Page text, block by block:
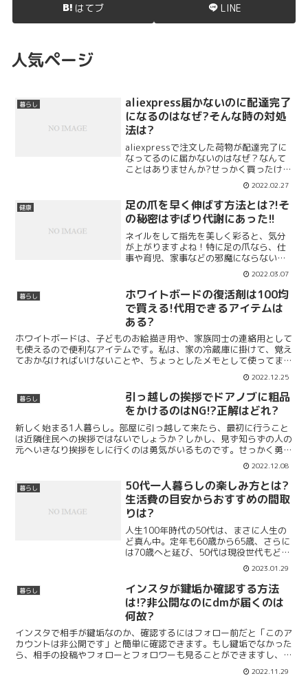
はてブ LINE
人気ページ
暮らし
aliexpress届かないのに配達完了
になるのはなぜ?そんな時の対処
法は?
aliexpressで注文した荷物が配達完了に
なってるのに届かないのはなぜ？なんて
ことはありませんか?せっかく買ったけ
ど、届いていないのに配達完了になって
いて、1か月経っても2か月経っても届か
ない…だんだん不安になってきますよ
ね。荷物が届か...
2022.02.27
健康
足の爪を早く伸ばす方法とは?!そ
の秘密はずばり代謝にあった!!
ネイルをして指先を美しく彩ると、気分
が上がりますよね！特に足の爪なら、仕
事や育児、家事などの邪魔にならないた
め、気軽にできます。私も、仕事の関係
で手にネイルをするのは難しいのです
が、足なら靴で隠れるので問題なしです♪
けれど、伸ばしている途中...
2022.03.07
暮らし
ホワイトボードの復活剤は100均
で買える!代用できるアイテムは
ある?
ホワイトボードは、子どものお絵描き用や、家族同士の連絡用として
も使えるので便利なアイテムです。私は、家の冷蔵庫に掛けて、覚え
ておかなければいけないことや、ちょっとしたメモとして使ってます
♪しかし、ホワイトボードは長年使っていると、書いた文字...2022.12.25
暮らし
引っ越しの挨拶でドアノブに粗品
をかけるのはNG!?正解はどれ?
新しく始まる1人暮らし。部屋に引っ越して来たら、最初に行うこと
は近隣住民への挨拶ではないでしょうか？しかし、見ず知らずの人の
元へいきなり挨拶をしに行くのは勇気がいるものです。せっかく勇気
を出して挨拶に行ったけど不在だった…、何度も行きたくな...2022.12.08
暮らし
50代一人暮らしの楽しみ方とは?
生活費の目安からおすすめの間取
りは?
人生100年時代の50代は、まさに人生の
ど真ん中。定年も60歳から65歳、さらに
は70歳へと延び、50代は現役世代もど真
ん中といえるでしょう。人生の酸いも甘
いもたくさん経験し、人間としての深み
を増した50代の一人暮らしには、楽しみ
方がいっぱ...
2023.01.29
暮らし
インスタが鍵垢か確認する方法
は!?非公開なのにdmが届くのは
何故?
インスタで相手が鍵垢なのか、確認するにはフォロー前だと「このア
カウントは非公開です」と簡単に確認できます。もし鍵垢でなかった
ら、相手の投稿やフォローとフォロワーも見ることができますし、投
稿していなかったら「投稿がありません」と表示されるので...2022.11.29